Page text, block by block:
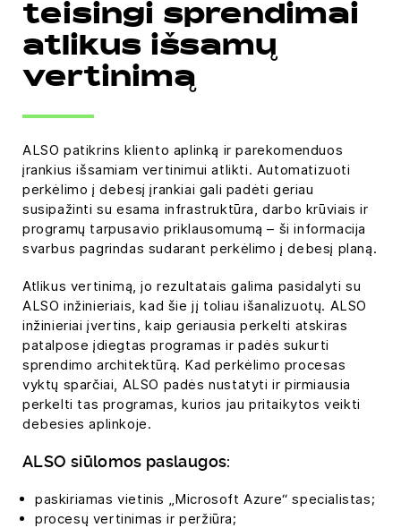
teisingi sprendimai
atlikus išsamų
vertinimą
ALSO patikrins kliento aplinką ir parekomenduos
įrankius išsamiam vertinimui atlikti. Automatizuoti
perkėlimo į debesį įrankiai gali padėti geriau
susipažinti su esama infrastruktūra, darbo krūviais ir
programų tarpusavio priklausomumą – ši informacija
svarbus pagrindas sudarant perkėlimo į debesį planą.
Atlikus vertinimą, jo rezultatais galima pasidalyti su
ALSO inžinieriais, kad šie jį toliau išanalizuotų. ALSO
inžinieriai įvertins, kaip geriausia perkelti atskiras
patalpose įdiegtas programas ir padės sukurti
sprendimo architektūrą. Kad perkėlimo procesas
vyktų sparčiai, ALSO padės nustatyti ir pirmiausia
perkelti tas programas, kurios jau pritaikytos veikti
debesies aplinkoje.
ALSO siūlomos paslaugos:
paskiriamas vietinis „Microsoft Azure“ specialistas;
procesų vertinimas ir peržiūra;